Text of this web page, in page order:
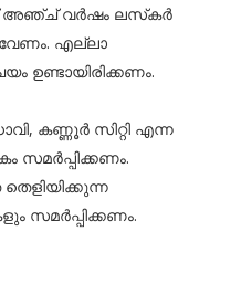
അഞ്ച് വർഷം ലസ്‌കർ
എല്ലാ
ഉണ്ടായിരിക്കണം.
കണ്ണൂർ സിറ്റി എന്ന
സമർപ്പിക്കണം.
സമർപ്പിക്കണം.